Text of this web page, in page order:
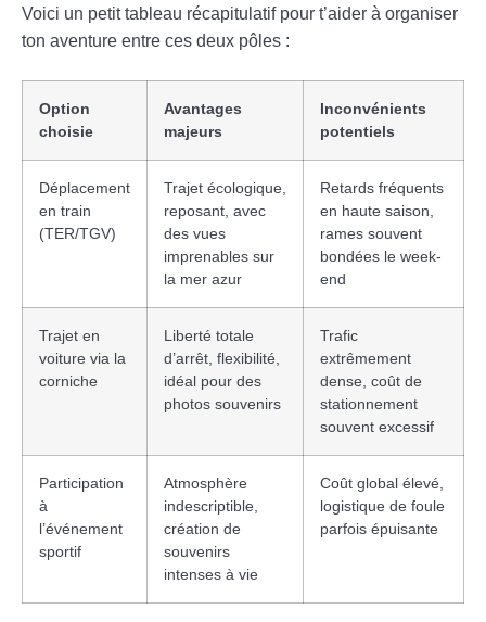
Voici un petit tableau récapitulatif pour t’aider à organiser
ton aventure entre ces deux pôles :
Option
choisie
Avantages
majeurs
Inconvénients
potentiels
Déplacement
en train
(TER/TGV)
Trajet écologique,
reposant, avec
des vues
imprenables sur
la mer azur
Retards fréquents
en haute saison,
rames souvent
bondées le week-
end
Trajet en
voiture via la
corniche
Liberté totale
d’arrêt, flexibilité,
idéal pour des
photos souvenirs
Trafic
extrêmement
dense, coût de
stationnement
souvent excessif
Participation
à
l’événement
sportif
Atmosphère
indescriptible,
création de
souvenirs
intenses à vie
Coût global élevé,
logistique de foule
parfois épuisante